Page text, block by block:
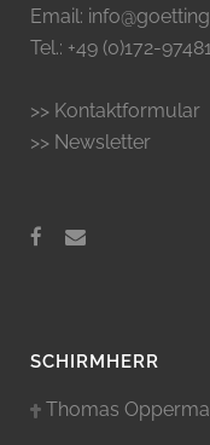
Email:
Tel.: +49 (0)172-
>> Kontaktformular
>> Newsletter
SCHIRMHERR
Thomas